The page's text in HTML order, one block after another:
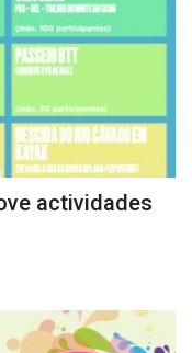
actividades